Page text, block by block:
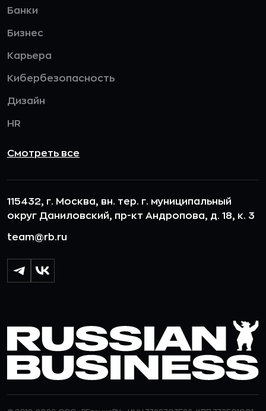
Банки
Бизнес
Карьера
Кибербезопасность
Дизайн
HR
Смотреть все
115432, г. Москва, вн. тер. г. муниципальный
округ Даниловский, пр-кт Андропова, д. 18, к. 3
team@rb.ru